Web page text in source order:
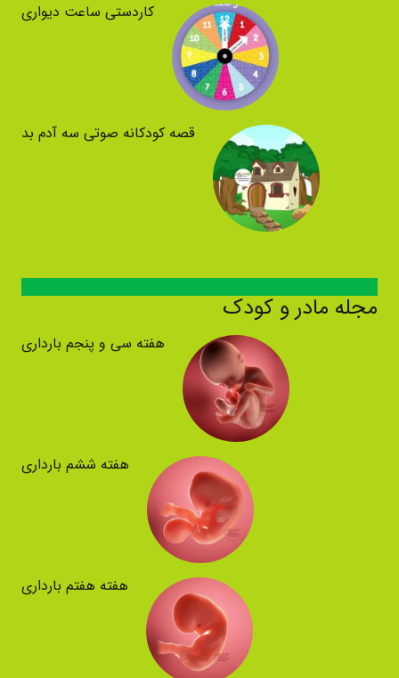
کاردستی ساعت دیواری
قصه کودکانه صوتی سه آدم بد
مجله مادر و کودک
هفته سی و پنجم بارداری
هفته ششم بارداری
هفته هفتم بارداری